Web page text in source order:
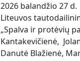
2026 balandžio 27
Liteuvos
„Spalva ir protėvių
Kantakevičienė,
Danutė Blažienė,